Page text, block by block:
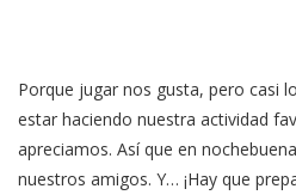
Porque jugar nos gusta, pero casi
estar haciendo nuestra actividad
apreciamos. Así que en
nuestros amigos. Y… ¡Hay que